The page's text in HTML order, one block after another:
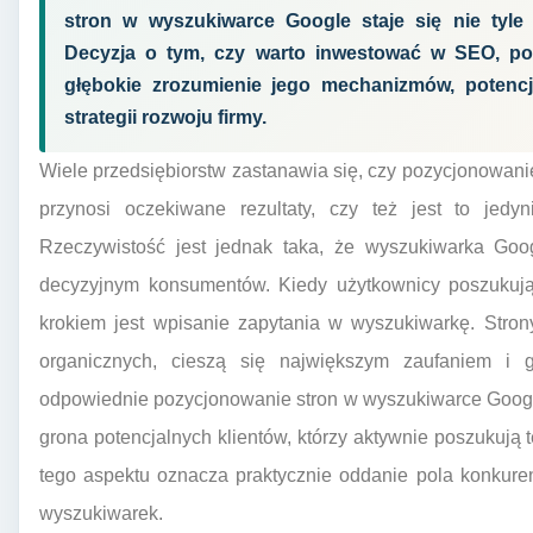
stron w wyszukiwarce Google staje się nie tyle
Decyzja o tym, czy warto inwestować w SEO,
głębokie zrozumienie jego mechanizmów,
strategii rozwoju firmy.
Wiele przedsiębiorstw zastanawia się, czy
przynosi oczekiwane rezultaty, czy też jest to
Rzeczywistość jest jednak taka, że wyszukiwarka
decyzyjnym konsumentów. Kiedy użytkownicy
krokiem jest wpisanie zapytania w wyszukiwarkę.
organicznych, cieszą się największym zaufaniem i
odpowiednie pozycjonowanie stron w wyszukiwarce
grona potencjalnych klientów, którzy aktywnie
tego aspektu oznacza praktycznie oddanie pola
wyszukiwarek.